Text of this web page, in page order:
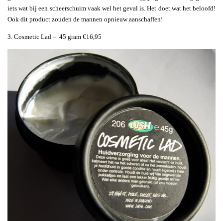
iets wat bij een scheerschuim vaak wel het geval is. Het doet wat het beloofd!
Ook dit product zouden de mannen opnieuw aanschaffen!
3. Cosmetic Lad – 45 gram €16,95